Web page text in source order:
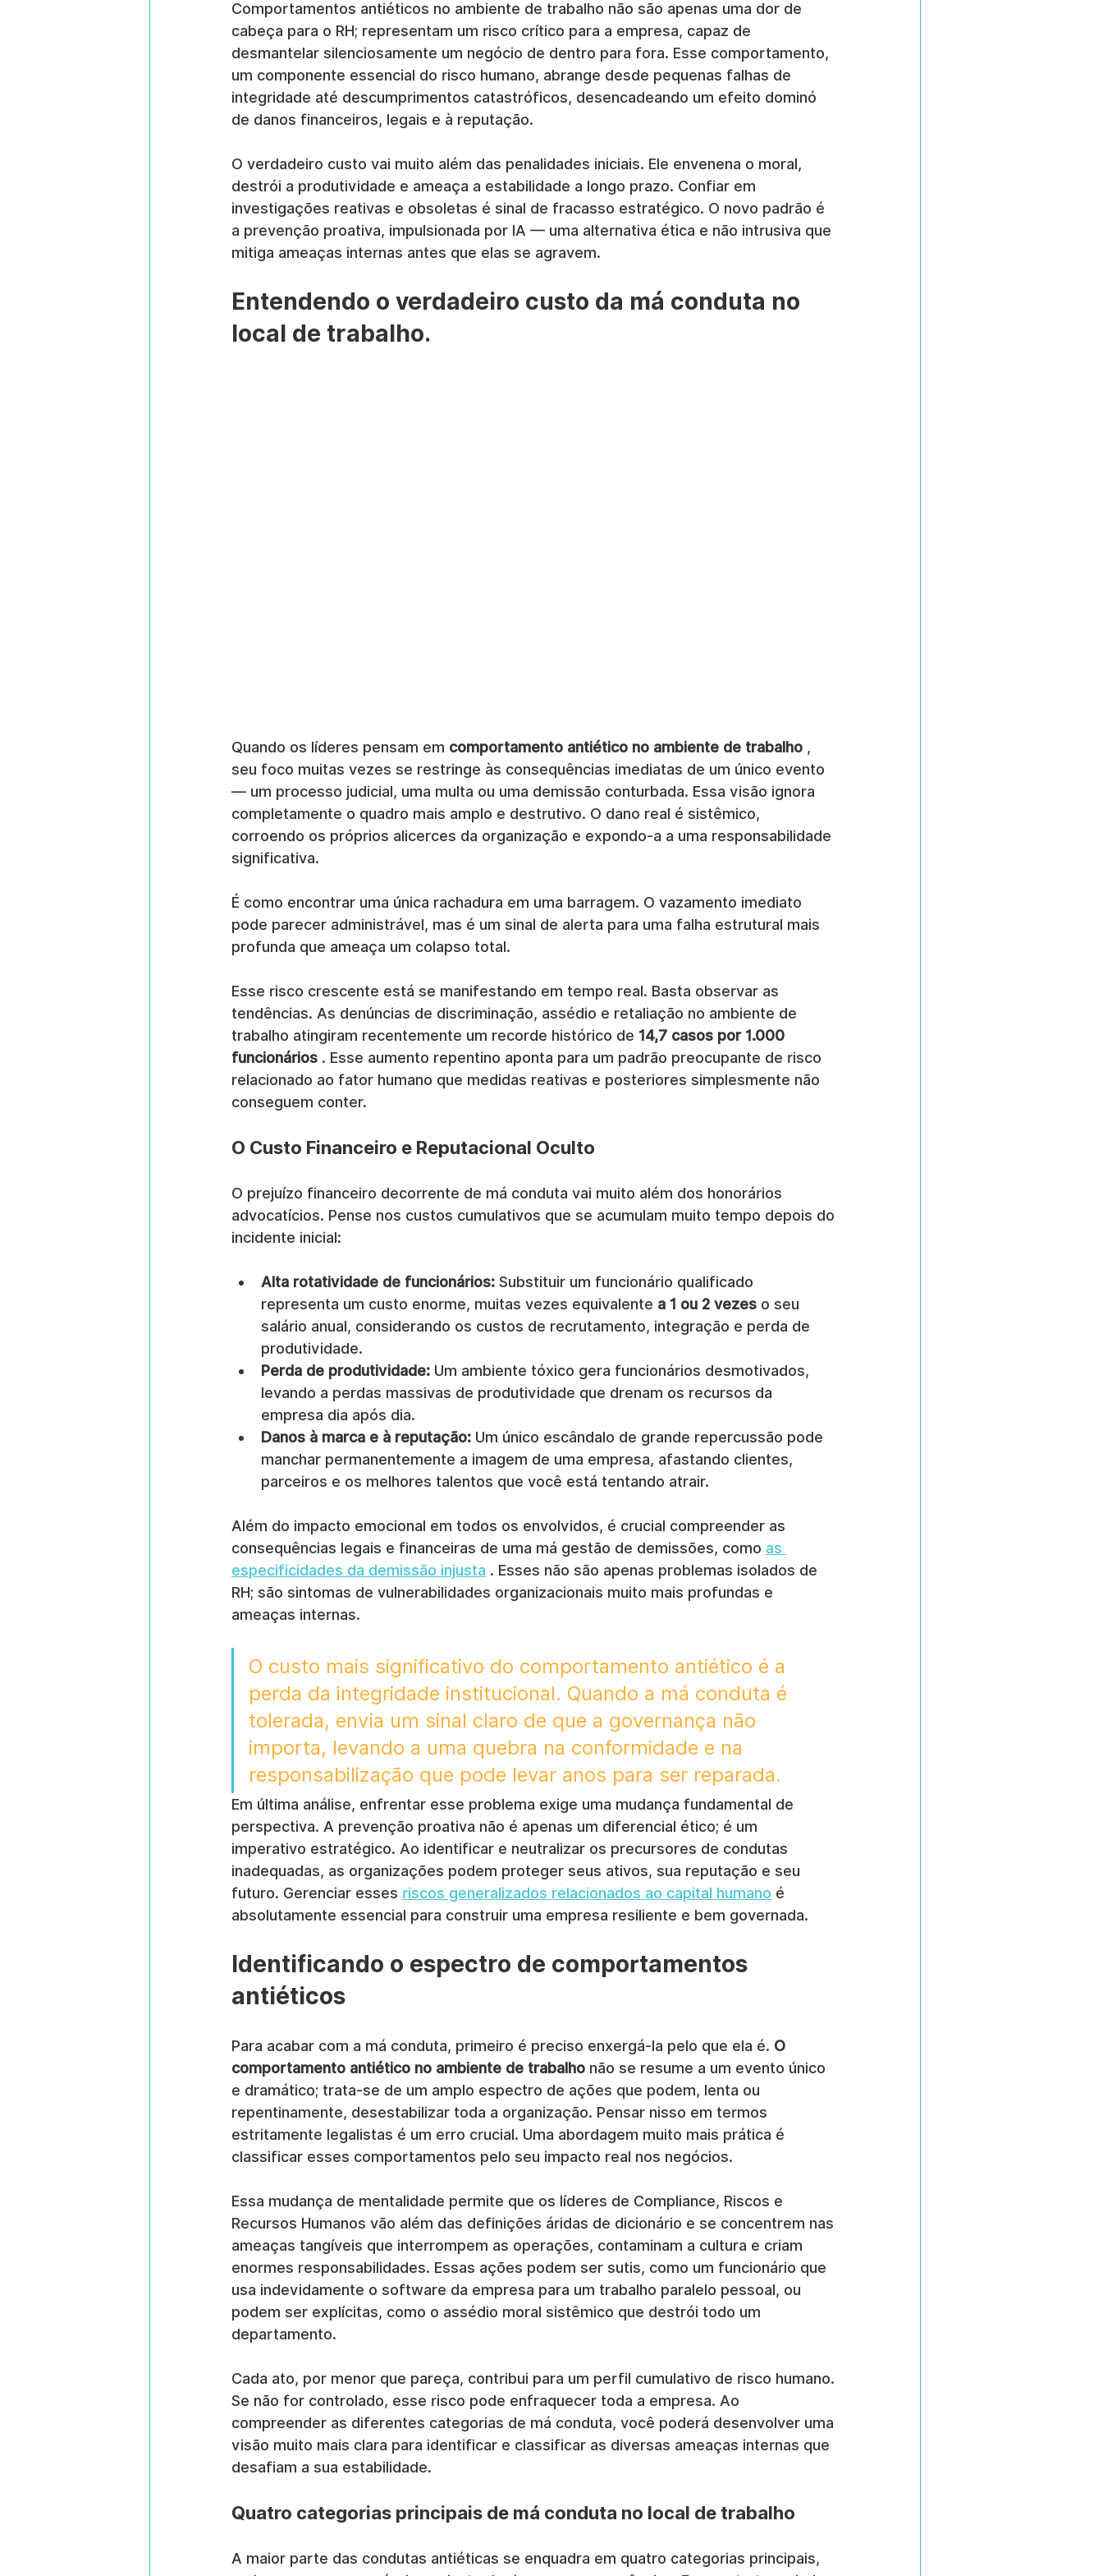
Comportamentos antiéticos no ambiente de trabalho não são apenas uma dor de
cabeça para o RH; representam um risco crítico para a empresa, capaz de
desmantelar silenciosamente um negócio de dentro para fora. Esse comportamento,
um componente essencial do risco humano, abrange desde pequenas falhas de
integridade até descumprimentos catastróficos, desencadeando um efeito dominó
de danos financeiros, legais e à reputação.
O verdadeiro custo vai muito além das penalidades iniciais. Ele envenena o moral,
destrói a produtividade e ameaça a estabilidade a longo prazo. Confiar em
investigações reativas e obsoletas é sinal de fracasso estratégico. O novo padrão é
a prevenção proativa, impulsionada por IA — uma alternativa ética e não intrusiva que
mitiga ameaças internas antes que elas se agravem.
Entendendo o verdadeiro custo da má conduta no
local de trabalho.
Quando os líderes pensam em comportamento antiético no ambiente de trabalho ,
seu foco muitas vezes se restringe às consequências imediatas de um único evento
— um processo judicial, uma multa ou uma demissão conturbada. Essa visão ignora
completamente o quadro mais amplo e destrutivo. O dano real é sistêmico,
corroendo os próprios alicerces da organização e expondo-a a uma responsabilidade
significativa.
É como encontrar uma única rachadura em uma barragem. O vazamento imediato
pode parecer administrável, mas é um sinal de alerta para uma falha estrutural mais
profunda que ameaça um colapso total.
Esse risco crescente está se manifestando em tempo real. Basta observar as
tendências. As denúncias de discriminação, assédio e retaliação no ambiente de
trabalho atingiram recentemente um recorde histórico de 14,7 casos por 1.000
funcionários . Esse aumento repentino aponta para um padrão preocupante de risco
relacionado ao fator humano que medidas reativas e posteriores simplesmente não
conseguem conter.
O Custo Financeiro e Reputacional Oculto
O prejuízo financeiro decorrente de má conduta vai muito além dos honorários
advocatícios. Pense nos custos cumulativos que se acumulam muito tempo depois do
incidente inicial:
Alta rotatividade de funcionários: Substituir um funcionário qualificado
representa um custo enorme, muitas vezes equivalente a 1 ou 2 vezes o seu
salário anual, considerando os custos de recrutamento, integração e perda de
produtividade.
Perda de produtividade: Um ambiente tóxico gera funcionários desmotivados,
levando a perdas massivas de produtividade que drenam os recursos da
empresa dia após dia.
Danos à marca e à reputação: Um único escândalo de grande repercussão pode
manchar permanentemente a imagem de uma empresa, afastando clientes,
parceiros e os melhores talentos que você está tentando atrair.
Além do impacto emocional em todos os envolvidos, é crucial compreender as
consequências legais e financeiras de uma má gestão de demissões, como as
especificidades da demissão injusta . Esses não são apenas problemas isolados de
RH; são sintomas de vulnerabilidades organizacionais muito mais profundas e
ameaças internas.
O custo mais significativo do comportamento antiético é a
perda da integridade institucional. Quando a má conduta é
tolerada, envia um sinal claro de que a governança não
importa, levando a uma quebra na conformidade e na
responsabilização que pode levar anos para ser reparada.
Em última análise, enfrentar esse problema exige uma mudança fundamental de
perspectiva. A prevenção proativa não é apenas um diferencial ético; é um
imperativo estratégico. Ao identificar e neutralizar os precursores de condutas
inadequadas, as organizações podem proteger seus ativos, sua reputação e seu
futuro. Gerenciar esses riscos generalizados relacionados ao capital humano é
absolutamente essencial para construir uma empresa resiliente e bem governada.
Identificando o espectro de comportamentos
antiéticos
Para acabar com a má conduta, primeiro é preciso enxergá-la pelo que ela é. O
comportamento antiético no ambiente de trabalho não se resume a um evento único
e dramático; trata-se de um amplo espectro de ações que podem, lenta ou
repentinamente, desestabilizar toda a organização. Pensar nisso em termos
estritamente legalistas é um erro crucial. Uma abordagem muito mais prática é
classificar esses comportamentos pelo seu impacto real nos negócios.
Essa mudança de mentalidade permite que os líderes de Compliance, Riscos e
Recursos Humanos vão além das definições áridas de dicionário e se concentrem nas
ameaças tangíveis que interrompem as operações, contaminam a cultura e criam
enormes responsabilidades. Essas ações podem ser sutis, como um funcionário que
usa indevidamente o software da empresa para um trabalho paralelo pessoal, ou
podem ser explícitas, como o assédio moral sistêmico que destrói todo um
departamento.
Cada ato, por menor que pareça, contribui para um perfil cumulativo de risco humano.
Se não for controlado, esse risco pode enfraquecer toda a empresa. Ao
compreender as diferentes categorias de má conduta, você poderá desenvolver uma
visão muito mais clara para identificar e classificar as diversas ameaças internas que
desafiam a sua estabilidade.
Quatro categorias principais de má conduta no local de trabalho
A maior parte das condutas antiéticas se enquadra em quatro categorias principais,